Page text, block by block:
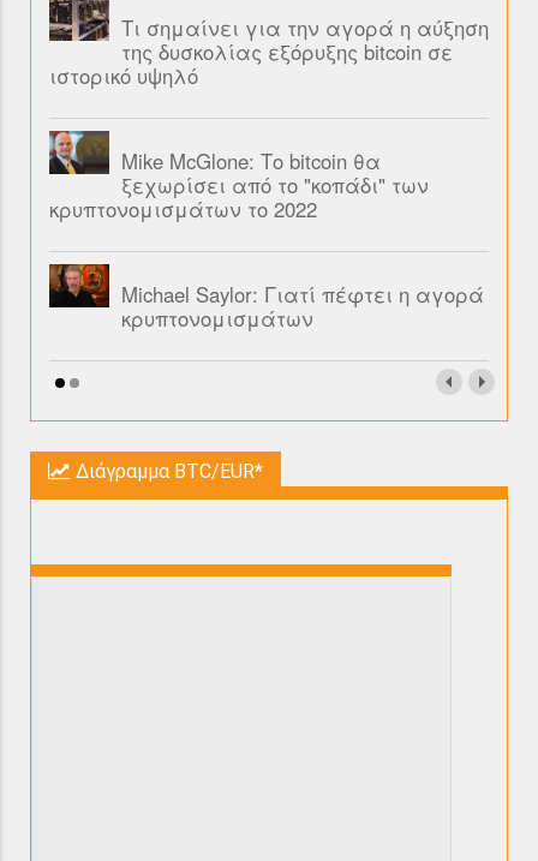
Τι σημαίνει για την αγορά η αύξηση
της δυσκολίας εξόρυξης bitcoin σε
ιστορικό υψηλό
Mike McGlone: Το bitcoin θα
ξεχωρίσει από το "κοπάδι" των
κρυπτονομισμάτων το 2022
Michael Saylor: Γιατί πέφτει η αγορά
κρυπτονομισμάτων
Διάγραμμα BTC/EUR*